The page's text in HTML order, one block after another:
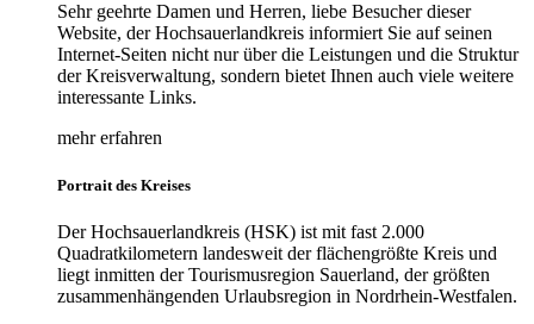
Sehr geehrte Damen und Herren, liebe Besucher dieser
Website, der Hochsauerlandkreis informiert Sie auf seinen
Internet-Seiten nicht nur über die Leistungen und die Struktur
der Kreisverwaltung, sondern bietet Ihnen auch viele weitere
interessante Links.
mehr erfahren
Portrait des Kreises
Der Hochsauerlandkreis (HSK) ist mit fast 2.000
Quadratkilometern landesweit der flächengrößte Kreis und
liegt inmitten der Tourismusregion Sauerland, der größten
zusammenhängenden Urlaubsregion in Nordrhein-Westfalen.